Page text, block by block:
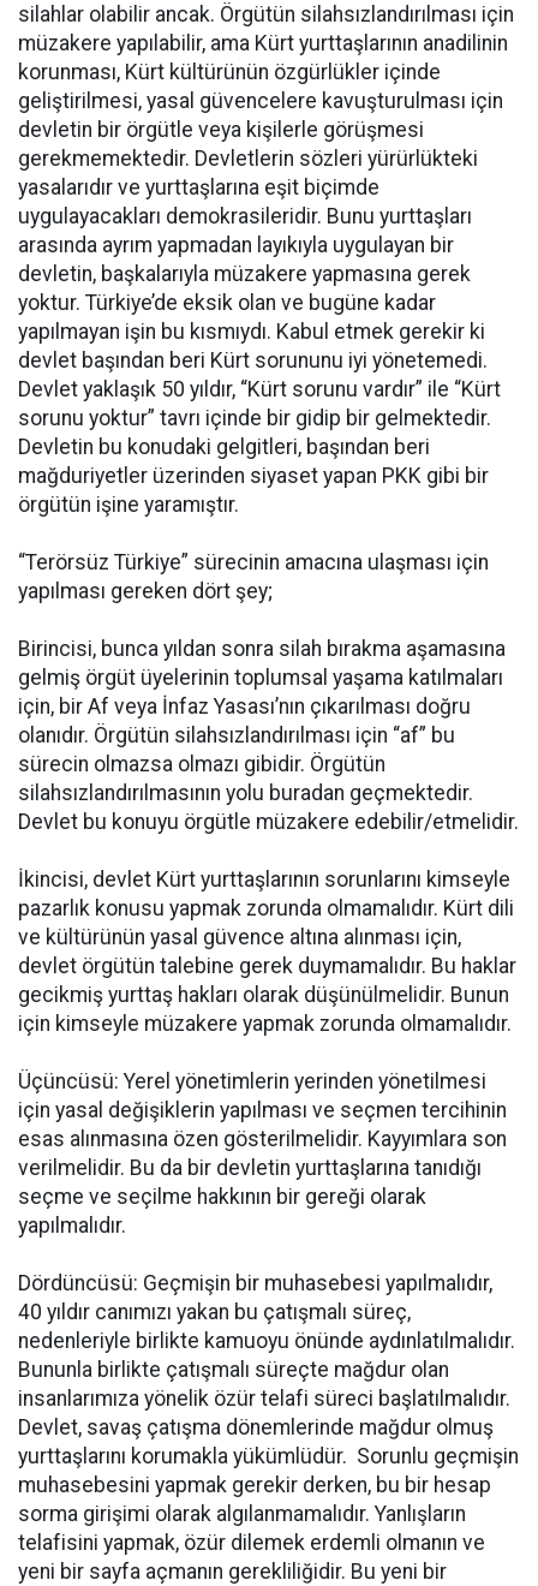
silahlar olabilir ancak. Örgütün silahsızlandırılması için
müzakere yapılabilir, ama Kürt yurttaşlarının anadilinin
korunması, Kürt kültürünün özgürlükler içinde
geliştirilmesi, yasal güvencelere kavuşturulması için
devletin bir örgütle veya kişilerle görüşmesi
gerekmemektedir. Devletlerin sözleri yürürlükteki
yasalarıdır ve yurttaşlarına eşit biçimde
uygulayacakları demokrasileridir. Bunu yurttaşları
arasında ayrım yapmadan layıkıyla uygulayan bir
devletin, başkalarıyla müzakere yapmasına gerek
yoktur. Türkiye’de eksik olan ve bugüne kadar
yapılmayan işin bu kısmıydı. Kabul etmek gerekir ki
devlet başından beri Kürt sorununu iyi yönetemedi.
Devlet yaklaşık 50 yıldır, “Kürt sorunu vardır” ile “Kürt
sorunu yoktur” tavrı içinde bir gidip bir gelmektedir.
Devletin bu konudaki gelgitleri, başından beri
mağduriyetler üzerinden siyaset yapan PKK gibi bir
örgütün işine yaramıştır.
“Terörsüz Türkiye” sürecinin amacına ulaşması için
yapılması gereken dört şey;
Birincisi, bunca yıldan sonra silah bırakma aşamasına
gelmiş örgüt üyelerinin toplumsal yaşama katılmaları
için, bir Af veya İnfaz Yasası’nın çıkarılması doğru
olanıdır. Örgütün silahsızlandırılması için “af” bu
sürecin olmazsa olmazı gibidir. Örgütün
silahsızlandırılmasının yolu buradan geçmektedir.
Devlet bu konuyu örgütle müzakere edebilir/etmelidir.
İkincisi, devlet Kürt yurttaşlarının sorunlarını kimseyle
pazarlık konusu yapmak zorunda olmamalıdır. Kürt dili
ve kültürünün yasal güvence altına alınması için,
devlet örgütün talebine gerek duymamalıdır. Bu haklar
gecikmiş yurttaş hakları olarak düşünülmelidir. Bunun
için kimseyle müzakere yapmak zorunda olmamalıdır.
Üçüncüsü: Yerel yönetimlerin yerinden yönetilmesi
için yasal değişiklerin yapılması ve seçmen tercihinin
esas alınmasına özen gösterilmelidir. Kayyımlara son
verilmelidir. Bu da bir devletin yurttaşlarına tanıdığı
seçme ve seçilme hakkının bir gereği olarak
yapılmalıdır.
Dördüncüsü: Geçmişin bir muhasebesi yapılmalıdır,
40 yıldır canımızı yakan bu çatışmalı süreç,
nedenleriyle birlikte kamuoyu önünde aydınlatılmalıdır.
Bununla birlikte çatışmalı süreçte mağdur olan
insanlarımıza yönelik özür telafi süreci başlatılmalıdır.
Devlet, savaş çatışma dönemlerinde mağdur olmuş
yurttaşlarını korumakla yükümlüdür. Sorunlu geçmişin
muhasebesini yapmak gerekir derken, bu bir hesap
sorma girişimi olarak algılanmamalıdır. Yanlışların
telafisini yapmak, özür dilemek erdemli olmanın ve
yeni bir sayfa açmanın gerekliliğidir. Bu yeni bir